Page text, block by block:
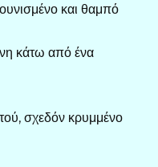
και θαμπό
κάτω από ένα
σχεδόν κρυμμένο